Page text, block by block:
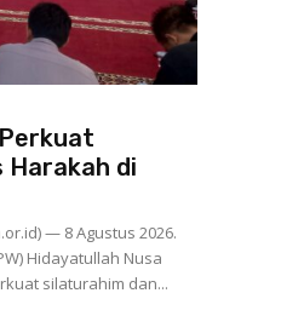
di
— 8 Agustus 2026.
Hidayatullah Nusa
silaturahim dan...